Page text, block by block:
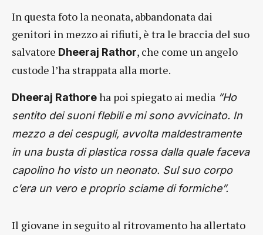
In questa foto la neonata, abbandonata dai
genitori in mezzo ai rifiuti, è tra le braccia del suo
salvatore Dheeraj Rathor, che come un angelo
custode l’ha strappata alla morte.
Dheeraj Rathoreha poi spiegato ai media “Ho
sentito dei suoni flebili e mi sono avvicinato. In
mezzo a dei cespugli, avvolta maldestramente
in una busta di plastica rossa dalla quale faceva
capolino ho visto un neonato. Sul suo corpo
c’era un vero e proprio sciame di formiche”.
Il giovane in seguito al ritrovamento ha allertato